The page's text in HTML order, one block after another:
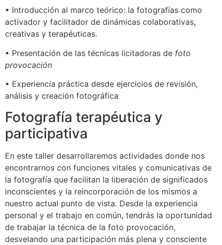
• Introducción al marco teórico: la fotografías como
activador y facilitador de dinámicas colaborativas,
creativas y terapéuticas.
• Presentación de las técnicas licitadoras de foto
provocación
• Experiencia práctica desde ejercicios de revisión,
análisis y creación fotográfica
Fotografía terapéutica y
participativa
En este taller desarrollaremos actividades donde nos
encontrarnos con funciones vitales y comunicativas de
la fotografía que facilitan la liberación de significados
inconscientes y la reincorporación de los mismos a
nuestro actual punto de vista. Desde la experiencia
personal y el trabajo en común, tendrás la oportunidad
de trabajar la técnica de la foto provocación,
desvelando una participación más plena y consciente